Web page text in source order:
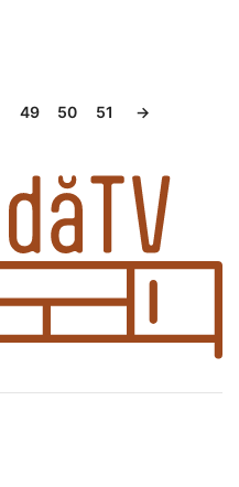
49 50 51 →